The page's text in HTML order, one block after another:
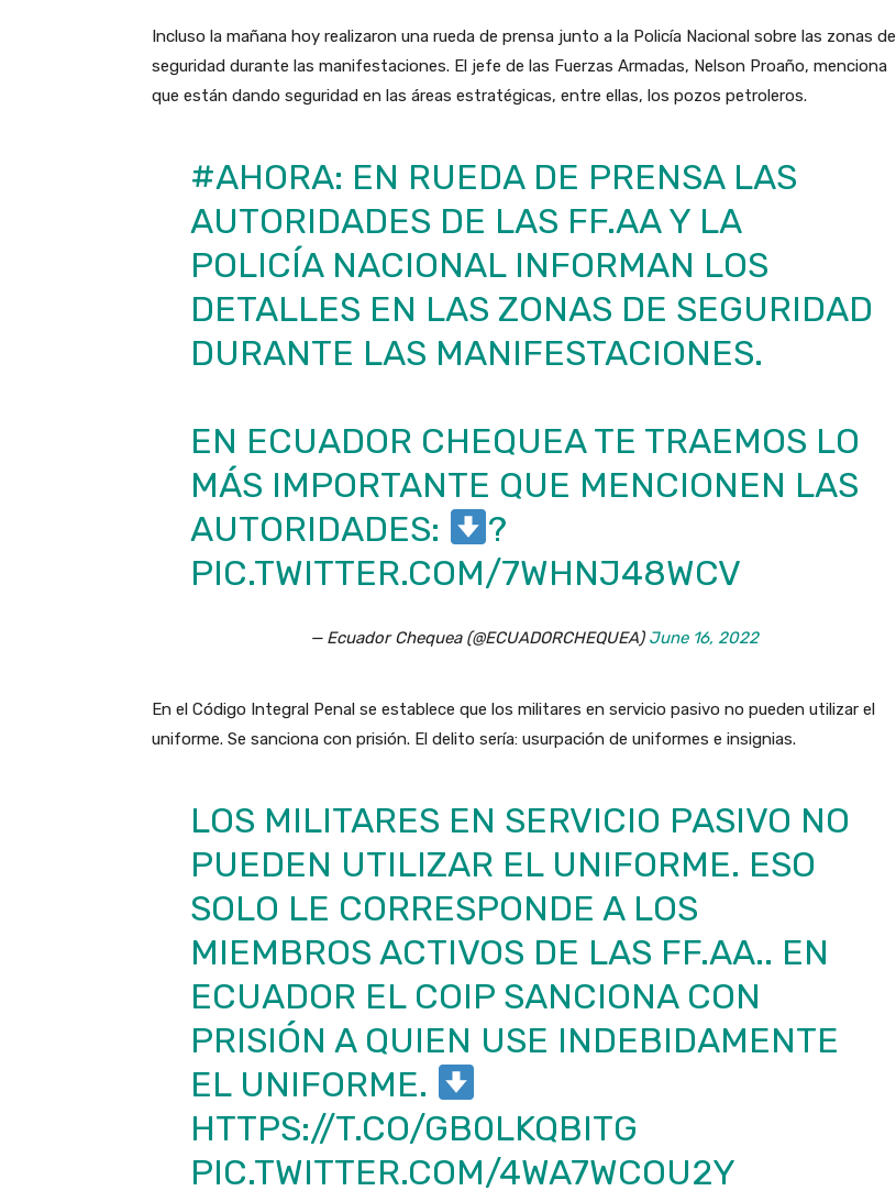
Incluso la mañana hoy realizaron una rueda de prensa junto a la Policía Nacional sobre las zonas de
seguridad durante las manifestaciones. El jefe de las Fuerzas Armadas, Nelson Proaño, menciona
que están dando seguridad en las áreas estratégicas, entre ellas, los pozos petroleros.
#AHORA: EN RUEDA DE PRENSA LAS
AUTORIDADES DE LAS FF.AA Y LA
POLICÍA NACIONAL INFORMAN LOS
DETALLES EN LAS ZONAS DE SEGURIDAD
DURANTE LAS MANIFESTACIONES.
EN ECUADOR CHEQUEA TE TRAEMOS LO
MÁS IMPORTANTE QUE MENCIONEN LAS
AUTORIDADES:
?
PIC.TWITTER.COM/7WHNJ48WCV
— Ecuador Chequea (@ECUADORCHEQUEA) June 16, 2022
En el Código Integral Penal se establece que los militares en servicio pasivo no pueden utilizar el
uniforme. Se sanciona con prisión. El delito sería: usurpación de uniformes e insignias.
LOS MILITARES EN SERVICIO PASIVO NO
PUEDEN UTILIZAR EL UNIFORME. ESO
SOLO LE CORRESPONDE A LOS
MIEMBROS ACTIVOS DE LAS FF.AA.. EN
ECUADOR EL COIP SANCIONA CON
PRISIÓN A QUIEN USE INDEBIDAMENTE
EL UNIFORME.
HTTPS://T.CO/GB0LKQBITG
PIC.TWITTER.COM/4WA7WCOU2Y